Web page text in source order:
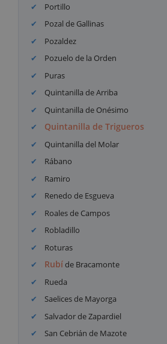
Portillo
Pozal de Gallinas
Pozaldez
Pozuelo de la Orden
Puras
Quintanilla de Arriba
Quintanilla de Onésimo
Quintanilla de Trigueros
Quintanilla del Molar
Rábano
Ramiro
Renedo de Esgueva
Roales de Campos
Robladillo
Roturas
Rubíde Bracamonte
Rueda
Saelices de Mayorga
Salvador de Zapardiel
San Cebrián de Mazote